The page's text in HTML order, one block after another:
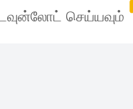
செய்யவும்